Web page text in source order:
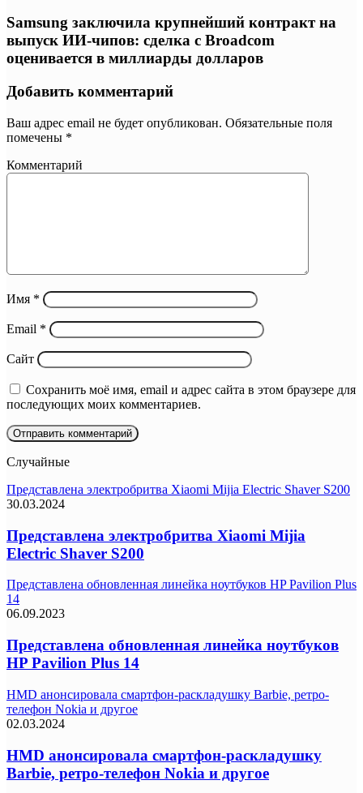
Samsung заключила крупнейший контракт на
выпуск ИИ-чипов: сделка с Broadcom
оценивается в миллиарды долларов
Добавить комментарий
Ваш адрес email не будет опубликован. Обязательные поля
помечены *
Комментарий
Имя *
Email *
Сайт
Сохранить моё имя, email и адрес сайта в этом браузере для
последующих моих комментариев.
Случайные
Представлена электробритва Xiaomi Mijia Electric Shaver S200
30.03.2024
Представлена электробритва Xiaomi Mijia
Electric Shaver S200
Представлена обновленная линейка ноутбуков HP Pavilion Plus
14
06.09.2023
Представлена обновленная линейка ноутбуков
HP Pavilion Plus 14
HMD анонсировала смартфон-раскладушку Barbie, ретро-
телефон Nokia и другое
02.03.2024
HMD анонсировала смартфон-раскладушку
Barbie, ретро-телефон Nokia и другое